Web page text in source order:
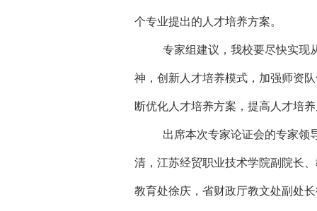
个专业提出的人才培养方案。
专家组建议，我校要尽快实现
神，创新人才培养模式，加强师资
断优化人才培养方案，提高人才培
出席本次专家论证会的专家领
清，江苏经贸职业技术学院副院长
教育处徐庆，省财政厅教文处副处